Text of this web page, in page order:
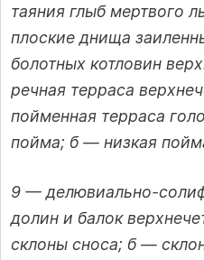
таяния глыб мертвого
плоские днища
болотных котловин
речная терраса
пойменная терраса
пойма; б — низкая
9 — делювиально-
долин и балок
склоны сноса; б —